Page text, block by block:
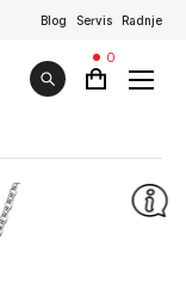
Blog Servis Radnje
0